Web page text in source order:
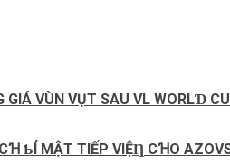
VÙN VỤT SAU VL WORLƊ
ƄÍ MẬТ ТΙẾΡ VΙỆȠ CꞪO